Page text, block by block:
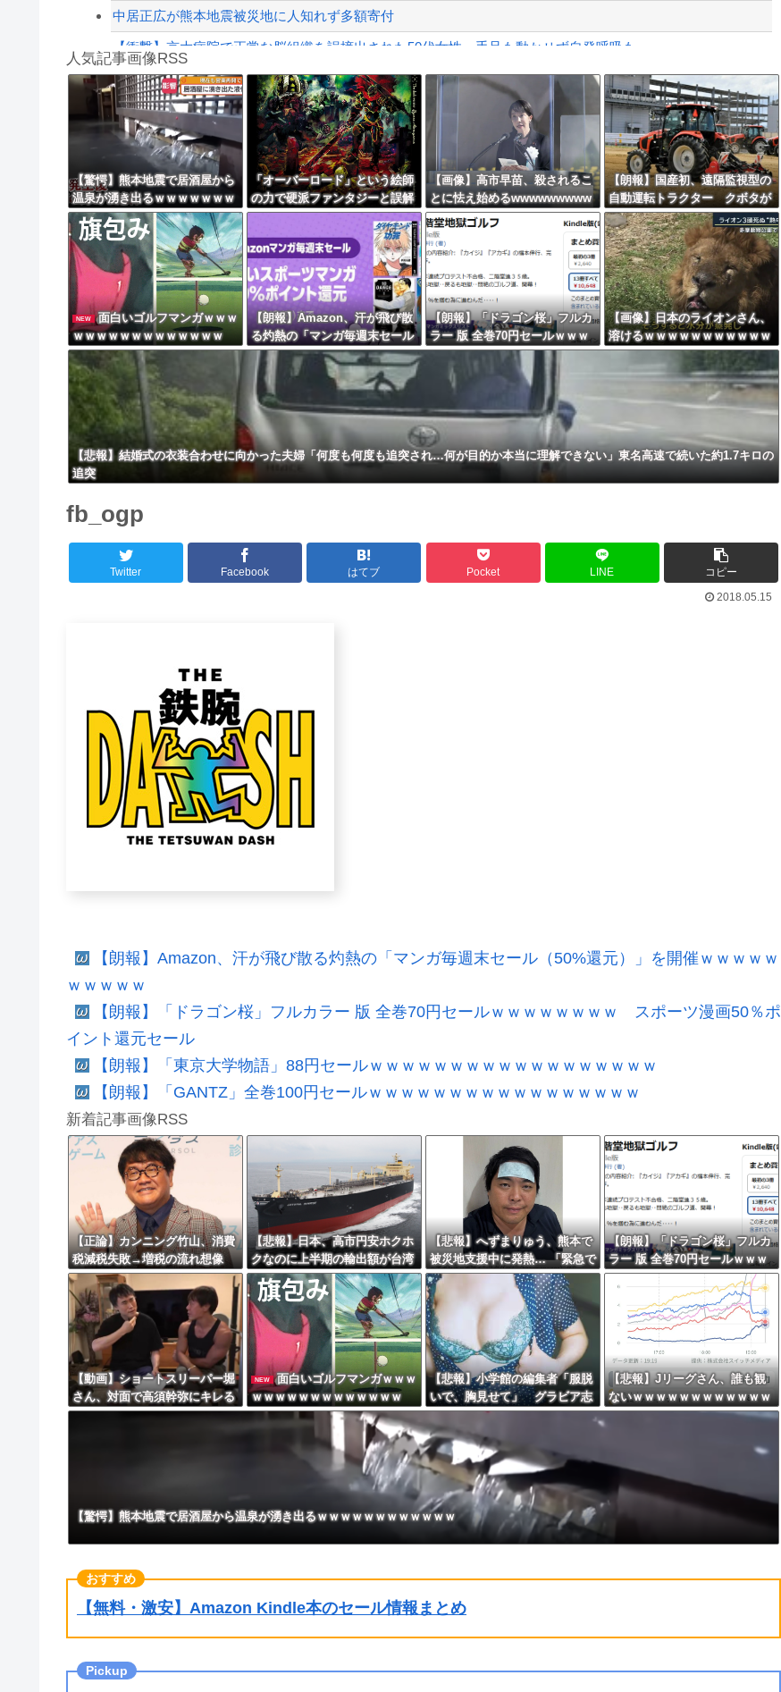
Powered by livedoor 相互RSS
中居正広が熊本地震被災地に人知れず多額寄付
【衝撃】京大病院で正常な脳組織を誤摘出された50代女性、手足も動かせず自発呼吸も...
寺田心さん(18)、筋トレした結果無事かわいくなる
【動画】これはお見事。中国重慶市で珍しい事故が撮影される。
8/4のニュース
日本旅行キャンセルすべきか…1万年ぶり史上最大級の火山の兆し＝韓国の反応
更新中止のお知らせ
海外「おめでとうタキ！」リヴァプール南野がバースデーゴール！！
Powered by livedoor 相互RSS
人気記事画像RSS
【驚愕】熊本地震で居酒屋から
温泉が湧き出るｗｗｗｗｗｗｗ
ｗｗｗｗｗ
「オーバーロード」という絵師
の力で硬派ファンタジーと誤解
させ人気出たなろう作品ｗｗｗ
【画像】高市早苗、殺されるこ
とに怯え始めるwwwwwwwww
【朗報】国産初、遠隔監視型の
自動運転トラクター クボタが
来春に発売！！！
NEW
面白いゴルフマンガｗｗｗ
ｗｗｗｗｗｗｗｗｗｗｗｗｗ
【朗報】Amazon、汗が飛び散
る灼熱の「マンガ毎週末セール
（50%還元）」を開催ｗｗｗｗ
ｗｗｗｗｗｗ
【朗報】「ドラゴン桜」フルカ
ラー 版 全巻70円セールｗｗｗ
ｗｗｗｗｗ スポーツ漫画50％
ポイント還元セール
【画像】日本のライオンさん、
溶けるｗｗｗｗｗｗｗｗｗｗｗ
ｗｗｗ
【悲報】結婚式の衣装合わせに向かった夫婦「何度も何度も追突され…何が目的か本当に理解できない」東名高速で続いた約1.7キロの
追突
fb_ogp
Twitter Facebook はてブ Pocket LINE
コピー
2018.05.15
【朗報】Amazon、汗が飛び散る灼熱の「マンガ毎週末セール（50%還元）」を開催ｗｗｗｗｗ
ｗｗｗｗｗ
【朗報】「ドラゴン桜」フルカラー 版 全巻70円セールｗｗｗｗｗｗｗｗ スポーツ漫画50％ポ
イント還元セール
【朗報】「東京大学物語」88円セールｗｗｗｗｗｗｗｗｗｗｗｗｗｗｗｗｗｗ
【朗報】「GANTZ」全巻100円セールｗｗｗｗｗｗｗｗｗｗｗｗｗｗｗｗｗ
新着記事画像RSS
【正論】カンニング竹山、消費
税減税失敗→増税の流れ想像
「次誰が総理やりたいと思いま
す？」
【悲報】日本、高市円安ホクホ
クなのに上半期の輸出額が台湾
と韓国に抜かれる・・・
【悲報】へずまりゅう、熊本で
被災地支援中に発熱… 「緊急で
病院に向かい点滴を打ったら楽
に」 回復を報告
【朗報】「ドラゴン桜」フルカ
ラー 版 全巻70円セールｗｗｗ
ｗｗｗｗｗ スポーツ漫画50％
ポイント還元セール
【動画】ショートスリーパー堀
さん、対面で高須幹弥にキレる
ｗｗｗｗｗｗｗｗｗ
NEW
面白いゴルフマンガｗｗｗ
ｗｗｗｗｗｗｗｗｗｗｗｗｗ
【悲報】小学館の編集者「服脱
いで、胸見せて」 グラビア志
望の女性に迫った過激要求
【悲報】Jリーグさん、誰も観
ないｗｗｗｗｗｗｗｗｗｗｗｗ
ｗｗｗｗｗ
【驚愕】熊本地震で居酒屋から温泉が湧き出るｗｗｗｗｗｗｗｗｗｗｗｗ
【無料・激安】Amazon Kindle本のセール情報まとめ